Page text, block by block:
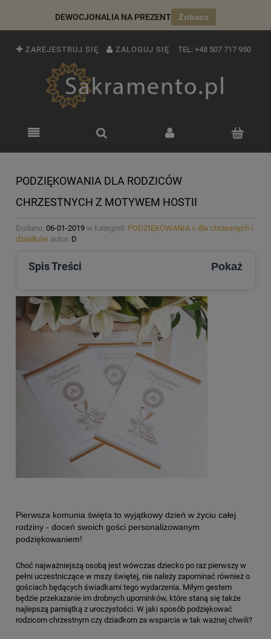
DEWOCJONALIA NA PREZENT Zobacz
ZAREJESTRUJ SIĘ ZALOGUJ SIĘ TEL: +48 507 717 950
PODZIĘKOWANIA DLA RODZICÓW
CHRZESTNYCH Z MOTYWEM HOSTII
Dodano: 06-01-2019 w kategorii: PODZIĘKOWANIA > dla chrzesnych i
dziadków autor: D
Spis Treści Pokaż
Pierwsza komunia święta to wyjątkowy dzień w życiu całej
rodziny - doceń swoich gości personalizowanym
podziękowaniem!
Choć najważniejszą osobą jest wówczas dziecko po raz pierwszy w
pełni uczestniczące w mszy świętej, nie należy zapominać również o
gościach będących świadkami tego wydarzenia. Miłym gestem
będzie przekazanie im drobnych upominków, które staną się także
najlepszą pamiątką z uroczystości. W jaki sposób podziękować
rodzicom chrzestnym czy dziadkom za wsparcie w tak ważnej chwili?